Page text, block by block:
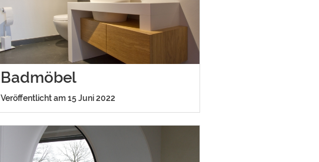
Badmöbel
Veröffentlicht am 15 Juni 2022